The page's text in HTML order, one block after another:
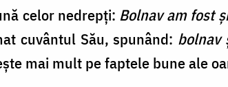
celor nedrepți: Bolnav am fost
cuvântul Său, spunând: bolnav
mai mult pe faptele bune ale